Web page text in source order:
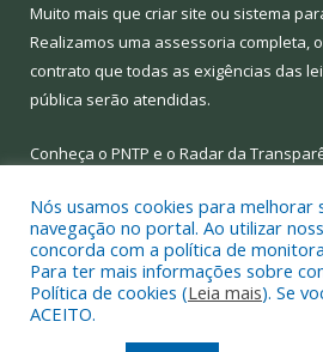
Muito mais que criar site ou sistema
Realizamos uma assessoria completa,
contrato que todas as exigências das
pública serão atendidas.
Conheça o PNTP e o Radar da
Todos os direitos reservados a
do Ajuru.
Nós usamos cookies para melhorar
navegação no portal. Ao utilizar
concorda com a política de
Para ter mais informações sobre
Política de cookies (Leia mais). Se
ACEITO.